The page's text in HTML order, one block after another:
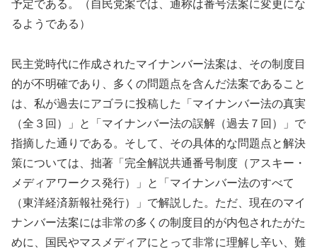
予定である。（自民党案では、通称は番号法案に変更にな
るようである）
民主党時代に作成されたマイナンバー法案は、その制度目
的が不明確であり、多くの問題点を含んだ法案であること
は、私が過去にアゴラに投稿した「マイナンバー法の真実
（全３回）」と「マイナンバー法の誤解（過去７回）」で
指摘した通りである。そして、その具体的な問題点と解決
策については、拙著「完全解説共通番号制度（アスキー・
メディアワークス発行）」と「マイナンバー法のすべて
（東洋経済新報社発行）」で解説した。ただ、現在のマイ
ナンバー法案には非常の多くの制度目的が内包されたがた
めに、国民やマスメディアにとって非常に理解し辛い、難